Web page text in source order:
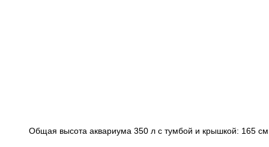
Общая высота аквариума 350 л с тумбой и крышкой: 165 см